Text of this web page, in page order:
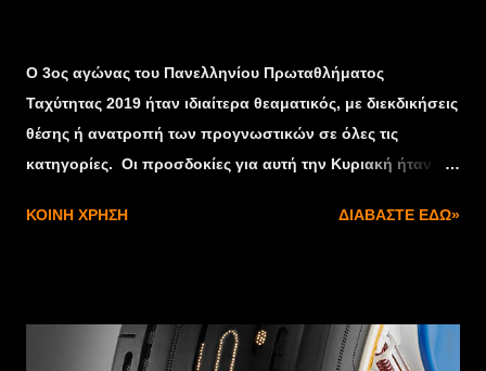
Ο 3ος αγώνας του Πανελληνίου Πρωταθλήματος
Ταχύτητας 2019 ήταν ιδιαίτερα θεαματικός, με διεκδικήσεις
θέσης ή ανατροπή των προγνωστικών σε όλες τις
κατηγορίες. Οι προσδοκίες για αυτή την Κυριακή ήταν
σημασίας που είχε ο αγώνας για πολλούς συμμετέχοντες,
Άλλωστε, στις κατηγορίες του πρωταθλήματος αυτή τη
ΚΟΙΝΉ ΧΡΉΣΗ ΔΙΑΒΆΣΤΕ ΕΔΏ»